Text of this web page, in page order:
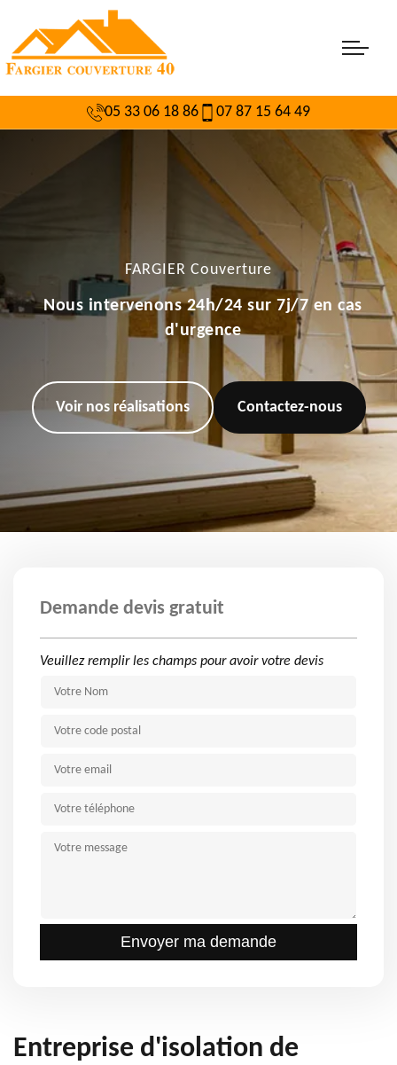
05 33 06 18 86 07 87 15 64 49
FARGIER Couverture
Nous intervenons 24h/24 sur 7j/7 en cas
d'urgence
Voir nos réalisations Contactez-nous
Demande devis gratuit
Veuillez remplir les champs pour avoir votre devis
Entreprise d'isolation de